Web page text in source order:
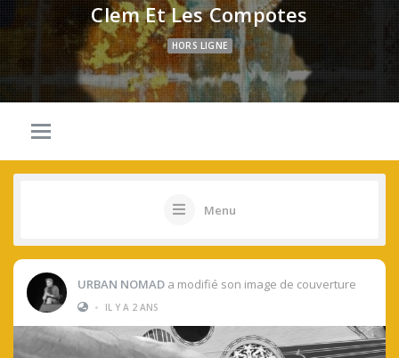
Clem Et Les Compotes
HORS LIGNE
Menu
URBAN NOMAD a modifié son image de couverture
•
IL Y A 2 ANS